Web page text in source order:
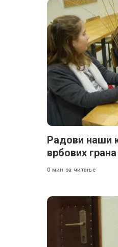
Радови наши
врбових грана
0 мин за читање